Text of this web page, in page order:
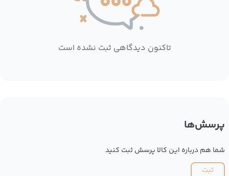
تاکنون دیدگاهی ثبت نشده است
پرسش‌ها
شما هم درباره این کالا پرسش ثبت کنید
ثبت